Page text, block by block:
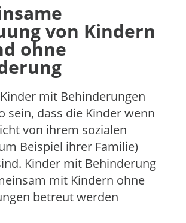
von Kindern
ohne
mit Behinderungen
sein, dass die Kinder wenn
von ihrem sozialen
Beispiel ihrer Familie)
Kinder mit Behinderung
mit Kindern ohne
betreut werden